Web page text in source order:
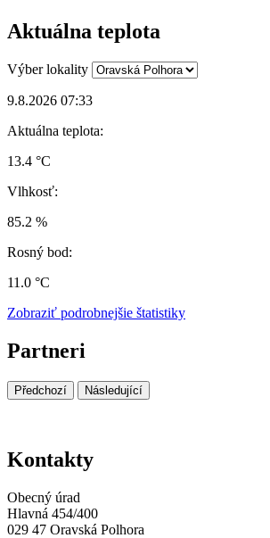
Aktuálna teplota
Výber lokality
9.8.2026 07:33
Aktuálna teplota:
13.4 °C
Vlhkosť:
85.2 %
Rosný bod:
11.0 °C
Zobraziť podrobnejšie štatistiky
Partneri
Předchozí Následující
Kontakty
Obecný úrad
Hlavná 454/400
029 47 Oravská Polhora